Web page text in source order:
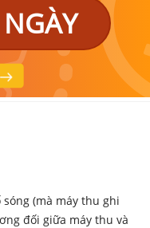
(mà máy thu ghi
đối giữa máy thu và